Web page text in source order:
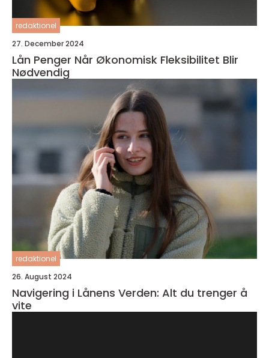
redaktionel
27. December 2024
Lån Penger Når Økonomisk Fleksibilitet Blir
Nødvendig
redaktionel
26. August 2024
Navigering i Lånens Verden: Alt du trenger å
vite